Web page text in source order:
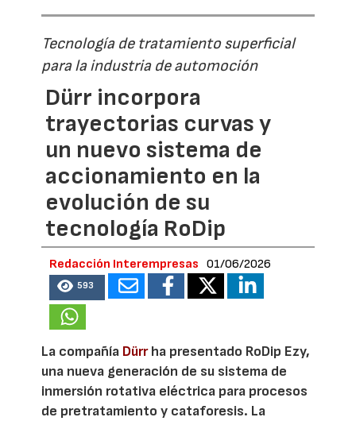
Tecnología de tratamiento superficial
para la industria de automoción
Dürr incorpora
trayectorias curvas y
un nuevo sistema de
accionamiento en la
evolución de su
tecnología RoDip
Redacción Interempresas 01/06/2026
593
La compañía Dürrha presentado RoDip Ezy,
una nueva generación de su sistema de
inmersión rotativa eléctrica para procesos
de pretratamiento y cataforesis. La